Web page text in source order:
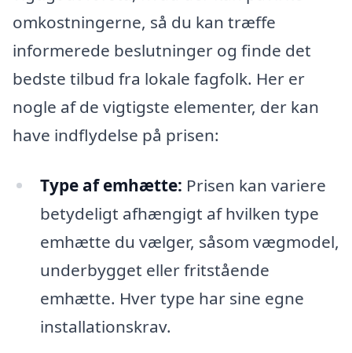
omkostningerne, så du kan træffe
informerede beslutninger og finde det
bedste tilbud fra lokale fagfolk. Her er
nogle af de vigtigste elementer, der kan
have indflydelse på prisen:
Type af emhætte: Prisen kan variere
betydeligt afhængigt af hvilken type
emhætte du vælger, såsom vægmodel,
underbygget eller fritstående
emhætte. Hver type har sine egne
installationskrav.